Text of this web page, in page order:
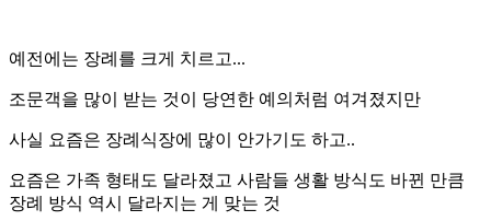
예전에는 장례를 크게 치르고...
조문객을 많이 받는 것이 당연한 예의처럼 여겨졌지만
사실 요즘은 장례식장에 많이 안가기도 하고..
요즘은 가족 형태도 달라졌고 사람들 생활 방식도 바뀐 만큼
장례 방식 역시 달라지는 게 맞는 것